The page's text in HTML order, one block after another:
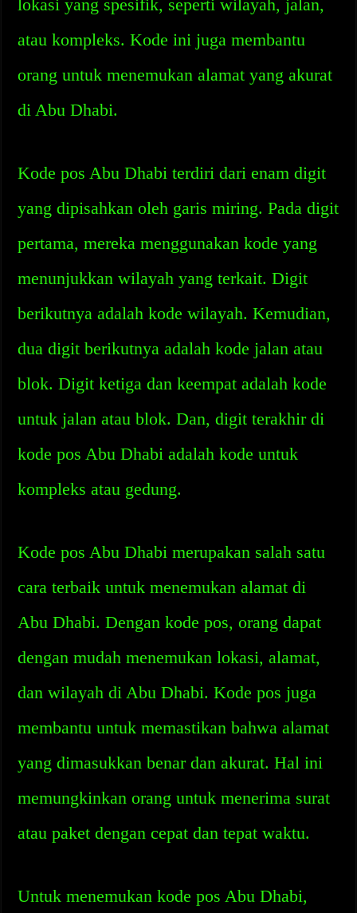
lokasi yang spesifik, seperti wilayah, jalan,
atau kompleks. Kode ini juga membantu
orang untuk menemukan alamat yang akurat
di Abu Dhabi.
Kode pos Abu Dhabi terdiri dari enam digit
yang dipisahkan oleh garis miring. Pada digit
pertama, mereka menggunakan kode yang
menunjukkan wilayah yang terkait. Digit
berikutnya adalah kode wilayah. Kemudian,
dua digit berikutnya adalah kode jalan atau
blok. Digit ketiga dan keempat adalah kode
untuk jalan atau blok. Dan, digit terakhir di
kode pos Abu Dhabi adalah kode untuk
kompleks atau gedung.
Kode pos Abu Dhabi merupakan salah satu
cara terbaik untuk menemukan alamat di
Abu Dhabi. Dengan kode pos, orang dapat
dengan mudah menemukan lokasi, alamat,
dan wilayah di Abu Dhabi. Kode pos juga
membantu untuk memastikan bahwa alamat
yang dimasukkan benar dan akurat. Hal ini
memungkinkan orang untuk menerima surat
atau paket dengan cepat dan tepat waktu.
Untuk menemukan kode pos Abu Dhabi,